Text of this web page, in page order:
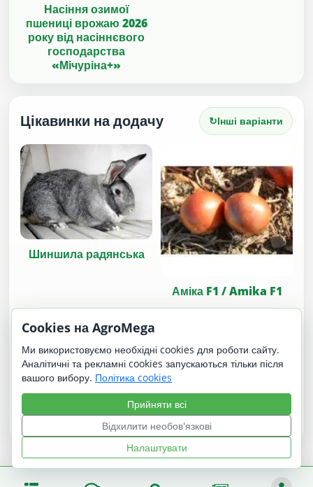
Насіння озимої
пшениці врожаю 2026
року від насіннєвого
господарства
«Мічуріна+»
Цікавинки на додачу ↻Інші варіанти
Шиншила радянська
Аміка F1 / Amika F1
Авіколор Бердська
Cookies на AgroMega
Ми використовуємо необхідні cookies для роботи сайту.
Аналітичні та рекламні cookies запускаються тільки після
вашого вибору. Політика cookies
Прийняти всі
Відхилити необов'язкові
Налаштувати